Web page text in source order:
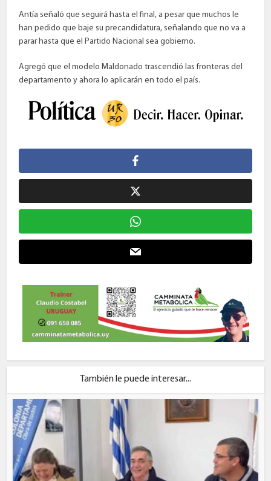
Antía señaló que seguirá hasta el final, a pesar que muchos le
han pedido que baje su precandidatura, señalando que no va a
parar hasta que el Partido Nacional sea gobierno.
Agregó que el modelo Maldonado trascendió las fronteras del
departamento y ahora lo aplicarán en todo el país.
También le puede interesar...